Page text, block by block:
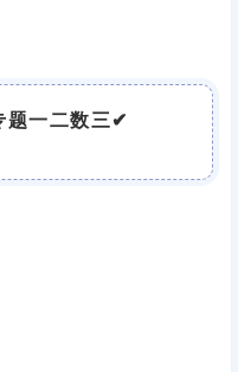
题一二数三✔